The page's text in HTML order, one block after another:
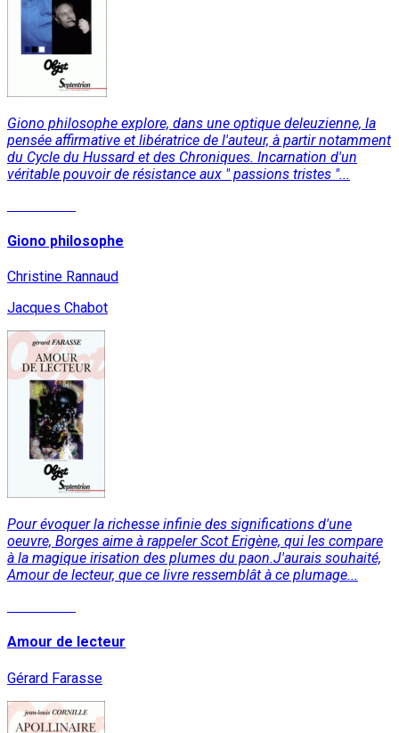
Giono philosophe explore, dans une optique deleuzienne, la
pensée affirmative et libératrice de l'auteur, à partir notamment
du Cycle du Hussard et des Chroniques. Incarnation d'un
véritable pouvoir de résistance aux " passions tristes "...
Giono philosophe
Christine Rannaud
Jacques Chabot
Pour évoquer la richesse infinie des significations d'une
oeuvre, Borges aime à rappeler Scot Erigène, qui les compare
à la magique irisation des plumes du paon.J'aurais souhaité,
Amour de lecteur, que ce livre ressemblât à ce plumage...
Amour de lecteur
Gérard Farasse